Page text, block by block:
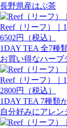
長野県産はぶ茶
Reef（リーフ）｜
6502円（税込）
1DAY TEA 全7種
お買い得なハーブ
Reef（リーフ）｜
2800円（税込）
1DAY TEA 7種類
自分好みにアレン